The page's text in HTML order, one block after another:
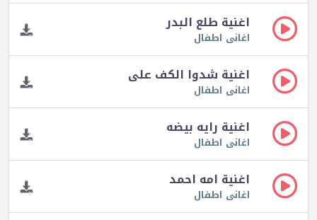
اغنية طلع البدر
اغانى اطفال
اغنية شدوا الكف على
اغانى اطفال
اغنية رايه بيضه
اغانى اطفال
اغنية امه احمد
اغانى اطفال